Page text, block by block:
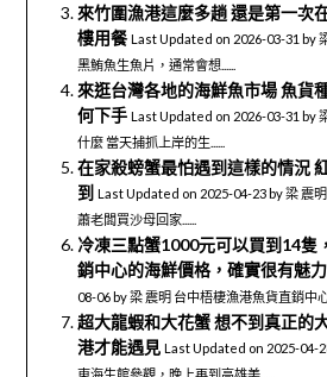
來竹圍漁港這麼多趟 還是第一次
樓用餐 Last Updated on 2026-03-31 by
黑鮪魚生魚片，通常會想......
來逛台灣各地的海鮮魚市場 魚貨
何下手 Last Updated on 2026-03-31 by
什麼 當天捕抓上岸的生......
在家殺螃蟹最怕遇到這樣的情況
到 Last Updated on 2025-04-23 by 梁 震
蕭老闆買沙母回家......
冷凍三點蟹1000元可以買到14隻
銷中心的海鮮價格，確實很有魅力
08-06 by 梁 震明 台中梧棲漁港魚貨直銷中心
超大龍蝦和大花蟹 想不到真正的
港才能遇見 Last Updated on 2025-04-
東海生館參觀，晚上再到高雄美......